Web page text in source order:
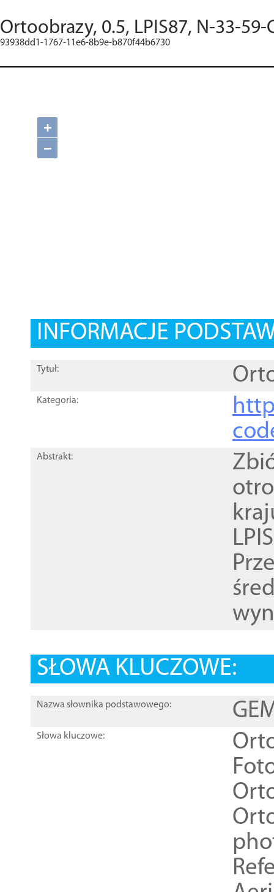
Ortoobrazy, 0.5, LPIS87, N-33-59-
93938dd1-1767-11e6-8b9e-b870f44b6730
+
−
INFORMACJE
Tytuł:
Kategoria:
Abstrakt:
SŁOWA KLUCZOWE:
Nazwa słownika podstawowego:
Słowa kluczowe: